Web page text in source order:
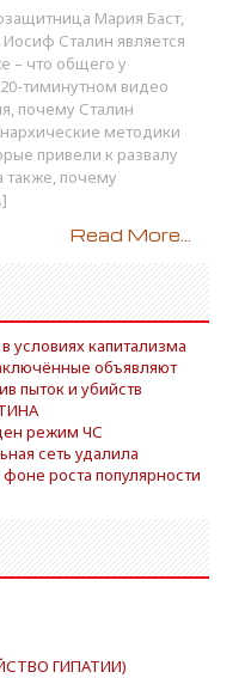
Мария Баст,
Сталин является
– что общего у
тиминутном видео
почему Сталин
методики
привели к развалу
также, почему
Read More...
условиях капитализма
объявляют
пыток и убийств
режим ЧС
сеть удалила
роста популярности
ГИПАТИИ)